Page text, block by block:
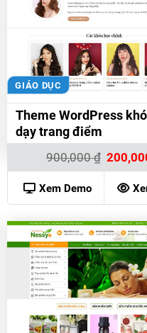
GIÁO DỤC
Theme WordPress
dạy trang điểm
900,000₫ Giá
900,000
Xem Demo